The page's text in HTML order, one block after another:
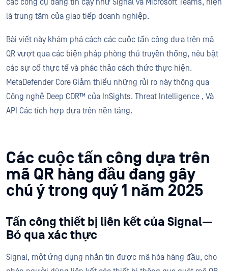
các công cụ đáng tin cậy như Signal và Microsoft Teams, hiện
là trung tâm của giao tiếp doanh nghiệp.
Bài viết này khám phá cách các cuộc tấn công dựa trên mã
QR vượt qua các biện pháp phòng thủ truyền thống, nêu bật
các sự cố thực tế và phác thảo cách thức thực hiện.
MetaDefender Core Giảm thiểu những rủi ro này thông qua
Công nghệ Deep CDR™ của InSights. Threat Intelligence , Và
API Các tích hợp dựa trên nền tảng.
Các cuộc tấn công dựa trên
mã QR hàng đầu đang gây
chú ý trong quý 1 năm 2025
Tấn công thiết bị liên kết của Signal—
Bỏ qua xác thực
Signal, một ứng dụng nhắn tin được mã hóa hàng đầu, cho